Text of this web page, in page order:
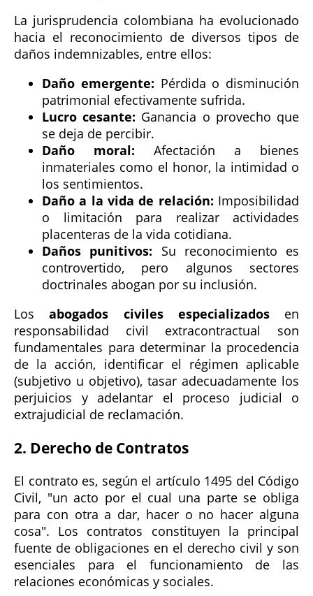
La jurisprudencia colombiana ha evolucionado
hacia el reconocimiento de diversos tipos de
daños indemnizables, entre ellos:
Daño emergente: Pérdida o disminución
patrimonial efectivamente sufrida.
Lucro cesante: Ganancia o provecho que
se deja de percibir.
Daño moral: Afectación a bienes
inmateriales como el honor, la intimidad o
los sentimientos.
Daño a la vida de relación: Imposibilidad
o limitación para realizar actividades
placenteras de la vida cotidiana.
Daños punitivos: Su reconocimiento es
controvertido, pero algunos sectores
doctrinales abogan por su inclusión.
Losabogados civiles especializadosen
responsabilidad civil extracontractual son
fundamentales para determinar la procedencia
de la acción, identificar el régimen aplicable
(subjetivo u objetivo), tasar adecuadamente los
perjuicios y adelantar el proceso judicial o
extrajudicial de reclamación.
2. Derecho de Contratos
El contrato es, según el artículo 1495 del Código
Civil, "un acto por el cual una parte se obliga
para con otra a dar, hacer o no hacer alguna
cosa". Los contratos constituyen la principal
fuente de obligaciones en el derecho civil y son
esenciales para el funcionamiento de las
relaciones económicas y sociales.